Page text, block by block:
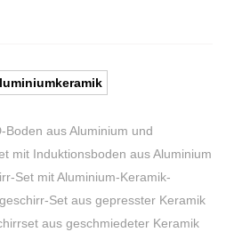
Boden aus Aluminium und
mit Induktionsboden aus Aluminium
Set mit Aluminium-Keramik-
Set aus gepresster Keramik
aus geschmiedeter Keramik